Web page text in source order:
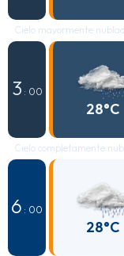
Cielo mayormente
3 : 00
28°C
Cielo completamente
6 : 00
28°C